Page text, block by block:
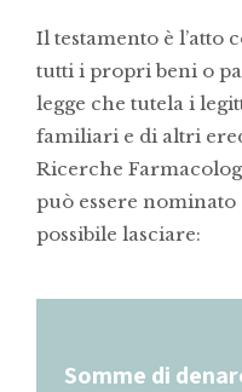
Il testamento è l’atto
tutti i propri beni o
legge che tutela i
familiari e di altri
Ricerche
può essere
possibile lasciare:
Somme di